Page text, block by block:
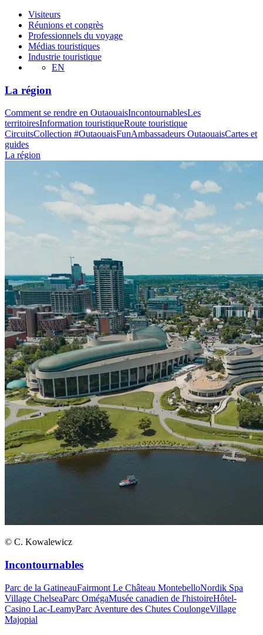
Visiteurs
Réunions et congrès
Professionnels du voyage
Médias touristiques
Industrie touristique
EN
La région
Comment se rendre en OutaouaisIncontournablesLes
territoiresInformation touristiqueRoute touristique
CircuitsCollection #OutaouaisFunAmbassadeurs OutaouaisCartes et
guides
La région
© C. Kowalewicz
Incontournables
Parc de la GatineauFairmont Le Château MontebelloNordik Spa
Village ChelseaParc OmégaMusée canadien de l'histoireHôtel-
Casino Lac-LeamyParc Aventure des Chutes CoulongeVillage
Majopial